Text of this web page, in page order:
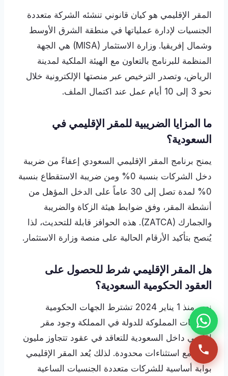
المقر الإقليمي هو كيان قانوني تنشئه الشركة متعددة
الجنسيات لإدارة عملياتها في منطقة الشرق الأوسط
وشمال إفريقيا. وزارة الاستثمار (MISA) هي الجهة
المنظمة للبرنامج بالتعاون مع الهيئة الملكية لمدينة
الرياض، وتصدر الترخيص عبر منصتها الإلكترونية خلال
نحو 3 إلى 10 أيام عمل عند اكتمال الملف.
ما المزايا الضريبية للمقر الإقليمي في
السعودية؟
يمنح برنامج المقر الإقليمي السعودي إعفاءً من ضريبة
دخل الشركات بنسبة 0% ومن ضريبة الاستقطاع بنسبة
0% لمدة تصل إلى 30 عاماً على الدخل المؤهل من
أنشطة المقر، وفق ضوابط هيئة الزكاة والضريبة
والجمارك (ZATCA). هذه الحوافز قابلة للتحديث، لذا
يُنصح بتأكيد الأرقام الحالية على منصة وزارة الاستثمار.
هل المقر الإقليمي شرط للحصول على
العقود الحكومية السعودية؟
نعم، منذ 1 يناير 2024 تشترط الجهات الحكومية
والكيانات المملوكة للدولة في المملكة وجود مقر
إقليمي داخل السعودية للتعاقد في عقود تتجاوز مليون
ريال، مع استثناءات محدودة. لذلك يُعد المقر الإقليمي
بوابة أساسية للشركات متعددة الجنسيات الساعية